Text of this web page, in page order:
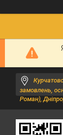
замовлень,
Роман),